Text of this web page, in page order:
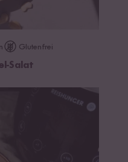
Glutenfrei
Salat